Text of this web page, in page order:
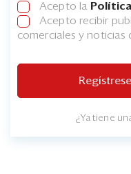
Acepto la
Acepto recibir
comerciales y noticias
¿Ya tiene